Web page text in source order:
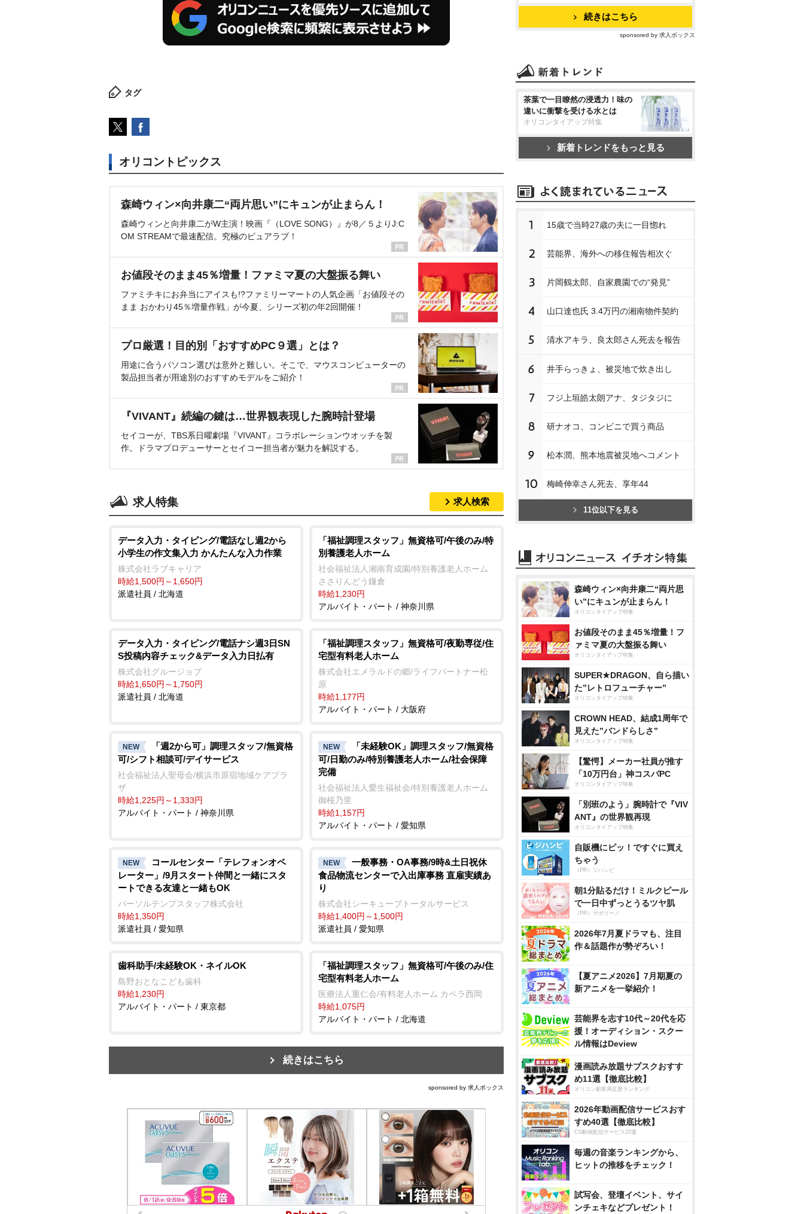
タグ
オリコントピックス
森崎ウィン×向井康二“両片思い”にキュンが止まらん！
森崎ウィンと向井康二がW主演！映画『（LOVE SONG）』が8／５よりJ:C
OM STREAMで最速配信。究極のピュアラブ！
お値段そのまま45％増量！ファミマ夏の大盤振る舞い
ファミチキにお弁当にアイスも!?ファミリーマートの人気企画「お値段その
まま おかわり45％増量作戦」が今夏、シリーズ初の年2回開催！
プロ厳選！目的別「おすすめPC９選」とは？
用途に合うパソコン選びは意外と難しい。そこで、マウスコンピューターの
製品担当者が用途別のおすすめモデルをご紹介！
『VIVANT』続編の鍵は…世界観表現した腕時計登場
セイコーが、TBS系日曜劇場『VIVANT』コラボレーションウオッチを製
作。ドラマプロデューサーとセイコー担当者が魅力を解説する。
求人特集 求人検索
データ入力・タイピング/電話なし週2から
小学生の作文集入力 かんたんな入力作業
株式会社ラブキャリア
時給1,500円～1,650円
派遣社員 / 北海道
「福祉調理スタッフ」無資格可/午後のみ/特
別養護老人ホーム
社会福祉法人湘南育成園/特別養護老人ホーム
ささりんどう鎌倉
時給1,230円
アルバイト・パート / 神奈川県
データ入力・タイピング/電話ナシ週3日SN
S投稿内容チェック&データ入力日払有
株式会社グルージョブ
時給1,650円～1,750円
派遣社員 / 北海道
「福祉調理スタッフ」無資格可/夜勤専従/住
宅型有料老人ホーム
株式会社エメラルドの郷/ライフパートナー松
原
時給1,177円
アルバイト・パート / 大阪府
NEW
「週2から可」調理スタッフ/無資格
可/シフト相談可/デイサービス
社会福祉法人聖母会/横浜市原宿地域ケアプラ
ザ
時給1,225円～1,333円
アルバイト・パート / 神奈川県
NEW
「未経験OK」調理スタッフ/無資格
可/日勤のみ/特別養護老人ホーム/社会保障
完備
社会福祉法人愛生福祉会/特別養護老人ホーム
御桜乃里
時給1,157円
アルバイト・パート / 愛知県
NEW
コールセンター「テレフォンオペ
レーター」/9月スタート仲間と一緒にスタ
ートできる友達と一緒もOK
パーソルテンプスタッフ株式会社
時給1,350円
派遣社員 / 愛知県
NEW
一般事務・OA事務/9時&土日祝休
食品物流センターで入出庫事務 直雇実績あ
り
株式会社シーキューブトータルサービス
時給1,400円～1,500円
派遣社員 / 愛知県
歯科助手/未経験OK・ネイルOK
島野おとなこども歯科
時給1,230円
アルバイト・パート / 東京都
「福祉調理スタッフ」無資格可/午後のみ/住
宅型有料老人ホーム
医療法人重仁会/有料老人ホーム カペラ西岡
時給1,075円
アルバイト・パート / 北海道
続きはこちら
sponsored by 求人ボックス
続きはこちら
sponsored by 求人ボックス
茶葉で一目瞭然の浸透力！味の
違いに衝撃を受ける水とは
オリコンタイアップ特集
新着トレンドをもっと見る
1 15歳で当時27歳の夫に一目惚れ
2 芸能界、海外への移住報告相次ぐ
3 片岡鶴太郎、自家農園での“発見”
4 山口達也氏 3.4万円の湘南物件契約
5 清水アキラ、良太郎さん死去を報告
6 井手らっきょ、被災地で炊き出し
7 フジ上垣皓太朗アナ、タジタジに
8 研ナオコ、コンビニで買う商品
9 松本潤、熊本地震被災地へコメント
10 梅崎伸幸さん死去、享年44
11位以下を見る
森崎ウィン×向井康二“両片思
い”にキュンが止まらん！
オリコンタイアップ特集
お値段そのまま45％増量！フ
ァミマ夏の大盤振る舞い
オリコンタイアップ特集
SUPER★DRAGON、自ら描い
た”レトロフューチャー”
オリコンタイアップ特集
CROWN HEAD、結成1周年で
見えた”バンドらしさ”
オリコンタイアップ特集
【驚愕】メーカー社員が推す
「10万円台」神コスパPC
オリコンタイアップ特集
「別班のよう」腕時計で『VIV
ANT』の世界観再現
オリコンタイアップ特集
自販機にピッ！ですぐに買え
ちゃう
（PR）ジハンピ
朝1分貼るだけ！ミルクピール
で一日中ずっとうるツヤ肌
（PR）サボリーノ
2026年7月夏ドラマも、注目
作＆話題作が勢ぞろい！
【夏アニメ2026】7月期夏の
新アニメを一挙紹介！
芸能界を志す10代～20代を応
援！オーディション・スクー
ル情報はDeview
漫画読み放題サブスクおすす
め11選【徹底比較】
オリコン顧客満足度ランキング
2026年動画配信サービスおす
すめ40選【徹底比較】
CS動画配信サービス20選
毎週の音楽ランキングから、
ヒットの推移をチェック！
試写会、登壇イベント、サイ
ンチェキなどプレゼント！